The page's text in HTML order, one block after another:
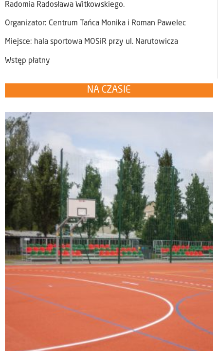
Radomia Radosława Witkowskiego.
Organizator: Centrum Tańca Monika i Roman Pawelec
Miejsce: hala sportowa MOSiR przy ul. Narutowicza
Wstęp płatny
NA CZASIE